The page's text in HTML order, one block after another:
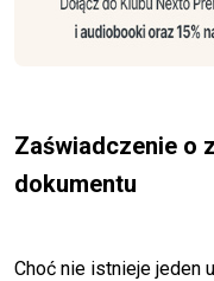
Zaświadczenie o
dokumentu
Choć nie istnieje jeden